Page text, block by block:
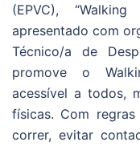
(EPVC),
apresentado com
Técnico/a de
promove o
acessível a todos,
físicas. Com
correr, evitar